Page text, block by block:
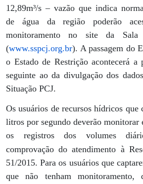
12,89m³/s – vazão que indica
de água da região poderão
monitoramento no site da Sala
(www.sspcj.org.br). A passagem do
o Estado de Restrição acontecerá
seguinte ao da divulgação dos
Situação PCJ.
Os usuários de recursos hídricos que
litros por segundo deverão monitorar
os registros dos volumes
comprovação do atendimento à
51/2015. Para os usuários que
que não tenham